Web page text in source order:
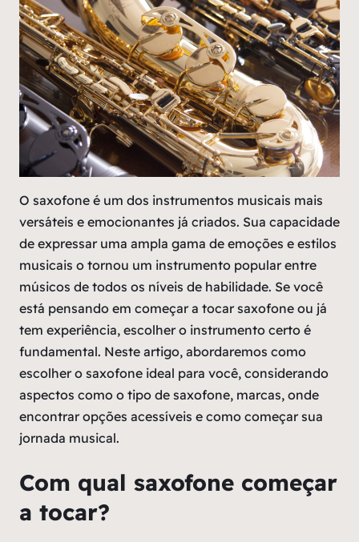
O saxofone é um dos instrumentos musicais mais
versáteis e emocionantes já criados. Sua capacidade
de expressar uma ampla gama de emoções e estilos
musicais o tornou um instrumento popular entre
músicos de todos os níveis de habilidade. Se você
está pensando em começar a tocar saxofone ou já
tem experiência, escolher o instrumento certo é
fundamental. Neste artigo, abordaremos como
escolher o saxofone ideal para você, considerando
aspectos como o tipo de saxofone, marcas, onde
encontrar opções acessíveis e como começar sua
jornada musical.
Com qual saxofone começar
a tocar?